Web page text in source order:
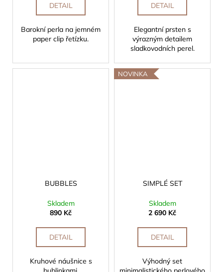
DETAIL
Barokní perla na jemném
paper clip řetízku.
DETAIL
Elegantní prsten s
výrazným detailem
sladkovodních perel.
BUBBLES
Skladem
890 Kč
DETAIL
Kruhové náušnice s
NOVINKA
SIMPLÉ SET
Skladem
2 690 Kč
DETAIL
Výhodný set